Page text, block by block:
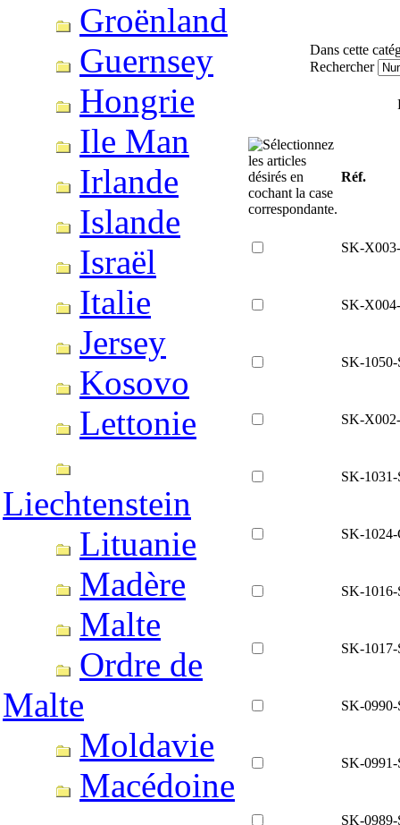
Groënland
Guernsey
Hongrie
Ile Man
Irlande
Islande
Israël
Italie
Jersey
Kosovo
Lettonie
Liechtenstein
Lituanie
Madère
Malte
Ordre de
Malte
Moldavie
Macédoine
Dans cette
Rechercher
Réf.
SK-
SK-
SK-1050-
SK-
SK-1031-
SK-1024-
SK-1016-
SK-1017-
SK-0990-
SK-0991-
SK-0989-